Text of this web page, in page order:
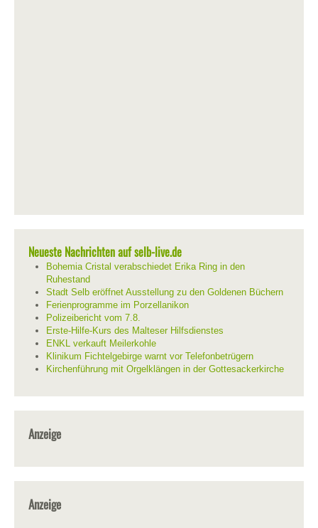
Neueste Nachrichten auf selb-live.de
Bohemia Cristal verabschiedet Erika Ring in den
Ruhestand
Stadt Selb eröffnet Ausstellung zu den Goldenen Büchern
Ferienprogramme im Porzellanikon
Polizeibericht vom 7.8.
Erste-Hilfe-Kurs des Malteser Hilfsdienstes
ENKL verkauft Meilerkohle
Klinikum Fichtelgebirge warnt vor Telefonbetrügern
Kirchenführung mit Orgelklängen in der Gottesackerkirche
Anzeige
Anzeige